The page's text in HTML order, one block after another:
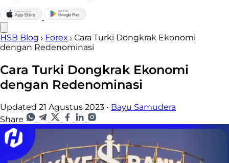
HSB Blog Forex
Cara Turki Dongkrak Ekonomi
dengan Redenominasi
Cara Turki Dongkrak Ekonomi
dengan Redenominasi
Updated 21 Agustus 2023 • Bayu Samudera
Share